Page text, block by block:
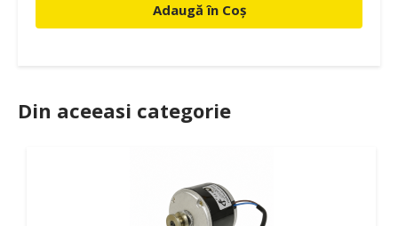
Adaugă în Coș
Din aceeasi categorie